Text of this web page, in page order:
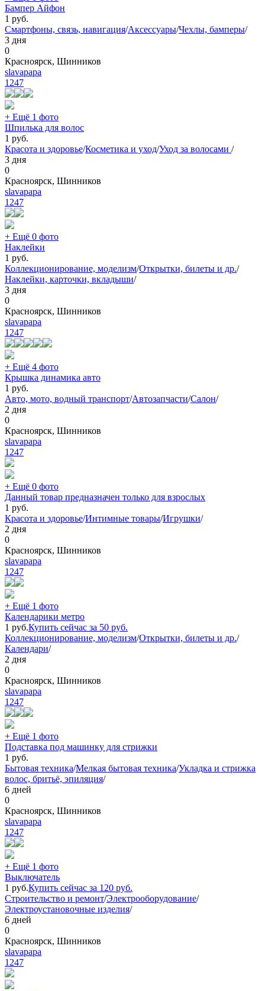
Бампер Айфон
1 руб.
Смартфоны, связь, навигация/Аксессуары/Чехлы, бамперы/
3 дня
0
Красноярск, Шинников
slavapapa
1247
+ Ещё 1 фото
Шпилька для волос
1 руб.
Красота и здоровье/Косметика и уход/Уход за волосами /
3 дня
0
Красноярск, Шинников
slavapapa
1247
+ Ещё 0 фото
Наклейки
1 руб.
Коллекционирование, моделизм/Открытки, билеты и др./
Наклейки, карточки, вкладыши/
3 дня
0
Красноярск, Шинников
slavapapa
1247
+ Ещё 4 фото
Крышка динамика авто
1 руб.
Авто, мото, водный транспорт/Автозапчасти/Салон/
2 дня
0
Красноярск, Шинников
slavapapa
1247
+ Ещё 0 фото
Данный товар предназначен только для взрослых
1 руб.
Красота и здоровье/Интимные товары/Игрушки/
2 дня
0
Красноярск, Шинников
slavapapa
1247
+ Ещё 1 фото
Календарики метро
1 руб.Купить сейчас за 50 руб.
Коллекционирование, моделизм/Открытки, билеты и др./
Календари/
2 дня
0
Красноярск, Шинников
slavapapa
1247
+ Ещё 1 фото
Подставка под машинку для стрижки
1 руб.
Бытовая техника/Мелкая бытовая техника/Укладка и стрижка
волос, бритьё, эпиляция/
6 дней
0
Красноярск, Шинников
slavapapa
1247
+ Ещё 1 фото
Выключатель
1 руб.Купить сейчас за 120 руб.
Строительство и ремонт/Электрооборудование/
Электроустановочные изделия/
6 дней
0
Красноярск, Шинников
slavapapa
1247